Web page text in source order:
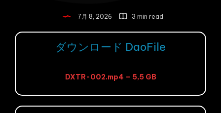
7月 8, 2026 3 min read
ダウンロード DaoFile
DXTR-002.mp4 – 5,5 GB